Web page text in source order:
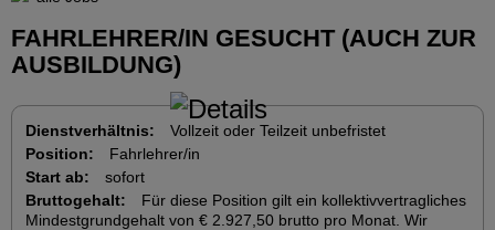
FAHRLEHRER/IN GESUCHT (AUCH ZUR
AUSBILDUNG)
Dienstverhältnis:
Vollzeit oder Teilzeit unbefristet
Position:
Fahrlehrer/in
Start ab:
sofort
Bruttogehalt:
Für diese Position gilt ein kollektivvertragliches
Mindestgrundgehalt von € 2.927,50 brutto pro Monat. Wir